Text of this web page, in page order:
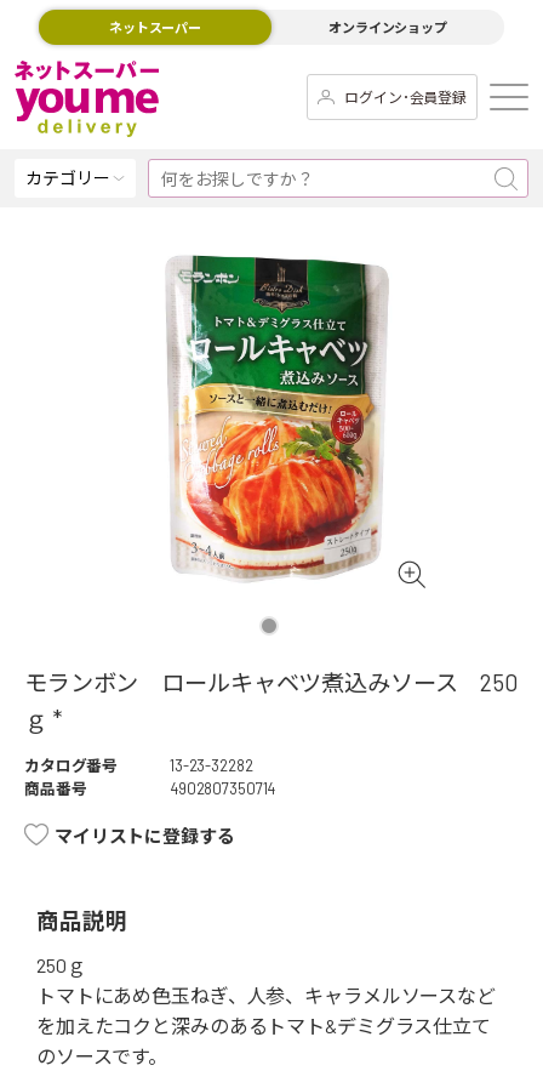
ネットスーパー オンラインショップ
ログイン･会員登録
カテゴリー
モランボン ロールキャベツ煮込みソース 250
ｇ *
カタログ番号
13-23-32282
商品番号
4902807350714
マイリストに登録する
商品説明
250ｇ
トマトにあめ色玉ねぎ、人参、キャラメルソースなど
を加えたコクと深みのあるトマト&デミグラス仕立て
のソースです。